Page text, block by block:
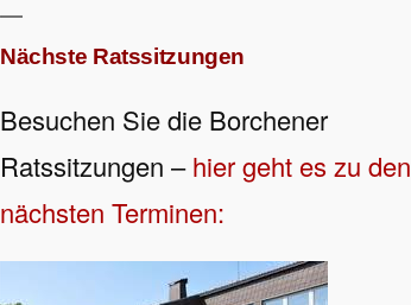
Nächste Ratssitzungen
Besuchen Sie die Borchener
Ratssitzungen –hier geht es zu den
nächsten Terminen: